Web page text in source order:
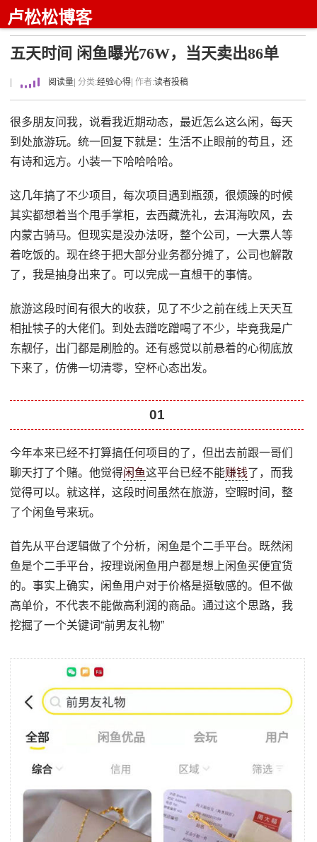
卢松松博客
五天时间 闲鱼曝光76W，当天卖出86单
阅读量 | 分类:经验心得 | 作者:读者投稿
很多朋友问我，说看我近期动态，最近怎么这么闲，每天
到处旅游玩。统一回复下就是：生活不止眼前的苟且，还
有诗和远方。小装一下哈哈哈哈。
这几年搞了不少项目，每次项目遇到瓶颈，很烦躁的时候
其实都想着当个甩手掌柜，去西藏洗礼，去洱海吹风，去
内蒙古骑马。但现实是没办法呀，整个公司，一大票人等
着吃饭的。现在终于把大部分业务都分摊了，公司也解散
了，我是抽身出来了。可以完成一直想干的事情。
旅游这段时间有很大的收获，见了不少之前在线上天天互
相扯犊子的大佬们。到处去蹭吃蹭喝了不少，毕竟我是广
东靓仔，出门都是刷脸的。还有感觉以前悬着的心彻底放
下来了，仿佛一切清零，空杯心态出发。
01
今年本来已经不打算搞任何项目的了，但出去前跟一哥们
聊天打了个赌。他觉得闲鱼这平台已经不能赚钱了，而我
觉得可以。就这样，这段时间虽然在旅游，空暇时间，整
了个闲鱼号来玩。
首先从平台逻辑做了个分析，闲鱼是个二手平台。既然闲
鱼是个二手平台，按理说闲鱼用户都是想上闲鱼买便宜货
的。事实上确实，闲鱼用户对于价格是挺敏感的。但不做
高单价，不代表不能做高利润的商品。通过这个思路，我
挖掘了一个关键词“前男友礼物”